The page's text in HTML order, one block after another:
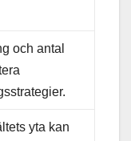
och antal
yta kan